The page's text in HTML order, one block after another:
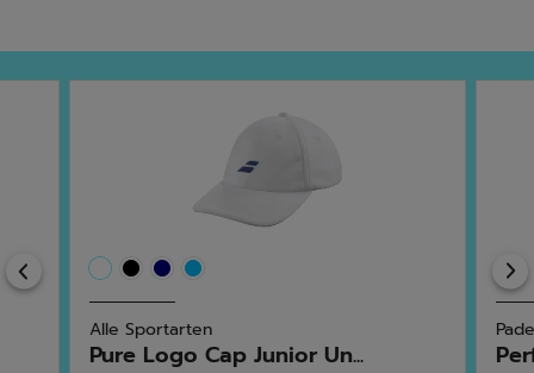
Previous
Alle Sportarten
Pure Logo Cap Junior Un...